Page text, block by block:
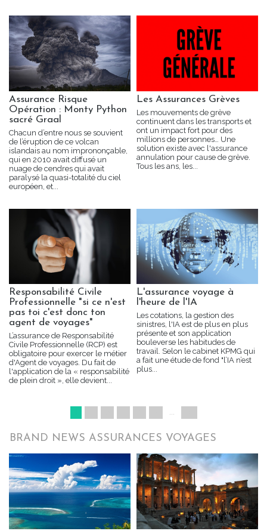
Assurance Risque
Opération : Monty Python
sacré Graal
Chacun d’entre nous se souvient
de l’éruption de ce volcan
islandais au nom imprononçable,
qui en 2010 avait diffusé un
nuage de cendres qui avait
paralysé la quasi-totalité du ciel
européen, et...
Les Assurances Grèves
Les mouvements de grève
continuent dans les transports et
ont un impact fort pour des
millions de personnes… Une
solution existe avec l'assurance
annulation pour cause de grève.
Tous les ans, les...
Responsabilité Civile
Professionnelle "si ce n'est
pas toi c'est donc ton
agent de voyages"
L’assurance de Responsabilité
Civile Professionnelle (RCP) est
obligatoire pour exercer le métier
d'Agent de voyages. Du fait de
l'application de la « responsabilité
de plein droit », elle devient...
L'assurance voyage à
l'heure de l'IA
Les cotations, la gestion des
sinistres, l'IA est de plus en plus
présente et son application
bouleverse les habitudes de
travail. Selon le cabinet KPMG qui
a fait une étude de fond "l’IA n’est
plus...
...
BRAND NEWS ASSURANCES VOYAGES